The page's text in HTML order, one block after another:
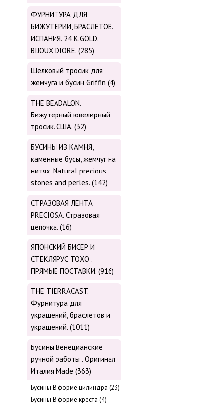
ФУРНИТУРА ДЛЯ
БИЖУТЕРИИ, БРАСЛЕТОВ.
ИСПАНИЯ. 24 K.GOLD.
BIJOUX DIORE. (285)
Шелковый тросик для
жемчуга и бусин Griffin (4)
THE BEADALON.
Бижутерный ювелирный
тросик. США. (32)
БУСИНЫ ИЗ КАМНЯ,
каменные бусы, жемчуг на
нитях. Natural precious
stones and perles. (142)
СТРАЗОВАЯ ЛЕНТА
PRECIOSA. Стразовая
цепочка. (16)
ЯПОНСКИЙ БИСЕР И
СТЕКЛЯРУС TOХО .
ПРЯМЫЕ ПОСТАВКИ. (916)
THE TIERRACAST.
Фурнитура для
украшений, браслетов и
украшений. (1011)
Бусины Венецианские
ручной работы . Оригинал
Италия Made (363)
Буcины В форме цилиндра (23)
Бусины В форме креста (4)